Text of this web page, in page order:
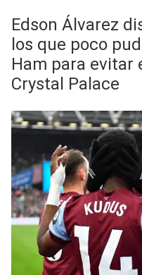
Edson Álvarez
los que poco
Ham para evitar
Crystal Palace